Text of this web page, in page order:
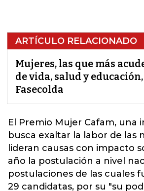
ARTÍCULO RELACIONADO
Mujeres, las que más
de vida, salud y
Fasecolda
El Premio Mujer Cafam, una
busca exaltar la labor de las
lideran causas con impacto
año la postulación a nivel
postulaciones de las cuales
29 candidatas, por su "su